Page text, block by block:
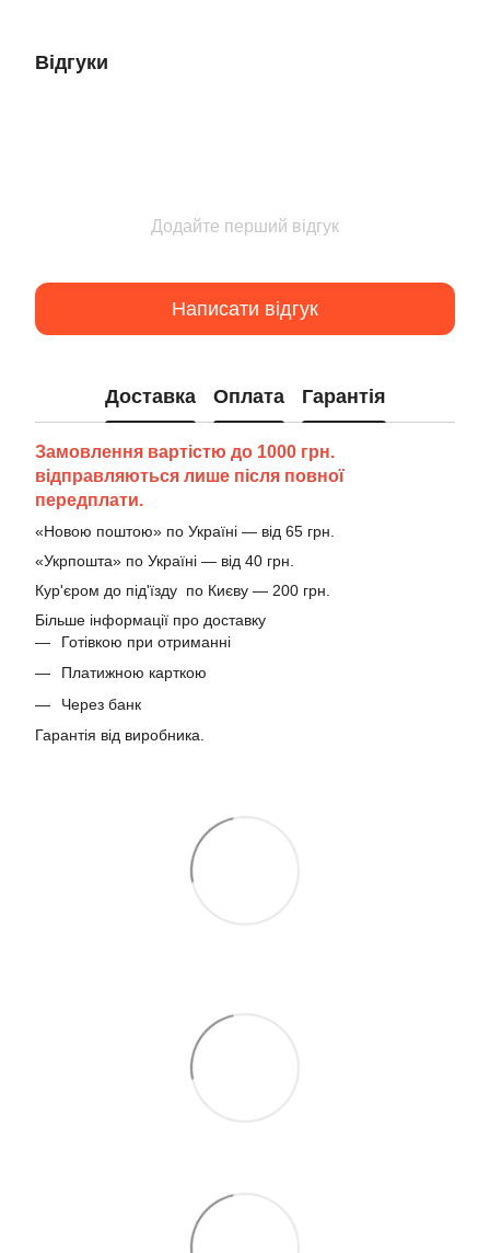
Відгуки
Додайте перший відгук
Написати відгук
Доставка Оплата Гарантія
Замовлення вартістю до 1000 грн.
відправляються лише після повної
передплати.
«Новою поштою» по Україні — від 65 грн.
«Укрпошта» по Україні — від 40 грн.
Кур'єром до під'їзду по Києву — 200 грн.
Більше інформації про доставку
Готівкою при отриманні
Платижною карткою
Через банк
Гарантія від виробника.